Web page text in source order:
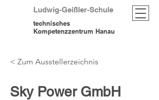
Ludwig-Geißler-Schule
technisches
Kompetenzzentrum Hanau
< Zum Ausstellerzeichnis
Sky Power GmbH